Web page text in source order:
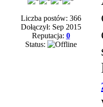
Liczba postów: 366
Dołączył: Sep 2015
Reputacja: 0
Status: